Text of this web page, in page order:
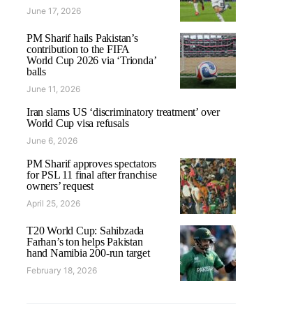
June 17, 2026
PM Sharif hails Pakistan’s
contribution to the FIFA
World Cup 2026 via ‘Trionda’
balls
June 11, 2026
Iran slams US ‘discriminatory treatment’ over
World Cup visa refusals
June 6, 2026
PM Sharif approves spectators
for PSL 11 final after franchise
owners’ request
April 25, 2026
T20 World Cup: Sahibzada
Farhan’s ton helps Pakistan
hand Namibia 200-run target
February 18, 2026